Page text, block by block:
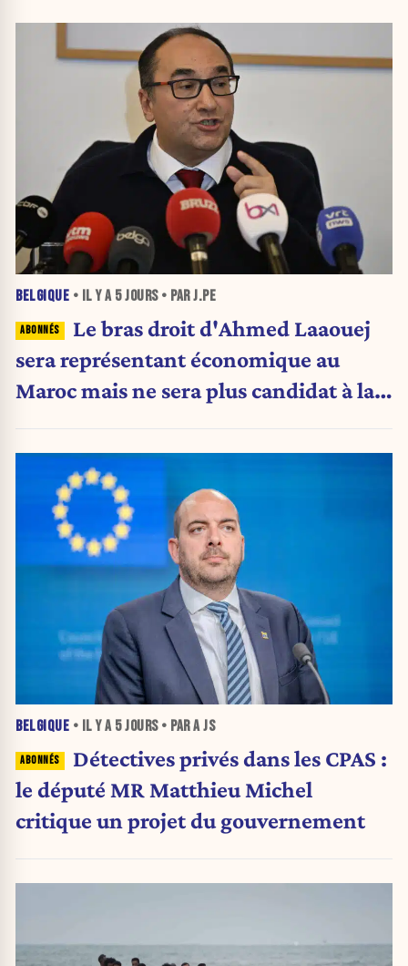
BELGIQUE • IL Y A 5 JOURS• PAR J.PE
Le bras droit d'Ahmed Laaouej
sera représentant économique au
Maroc mais ne sera plus candidat à la
BELGIQUE • IL Y A 5 JOURS• PAR A JS
Détectives privés dans les CPAS :
le député MR Matthieu Michel
critique un projet du gouvernement